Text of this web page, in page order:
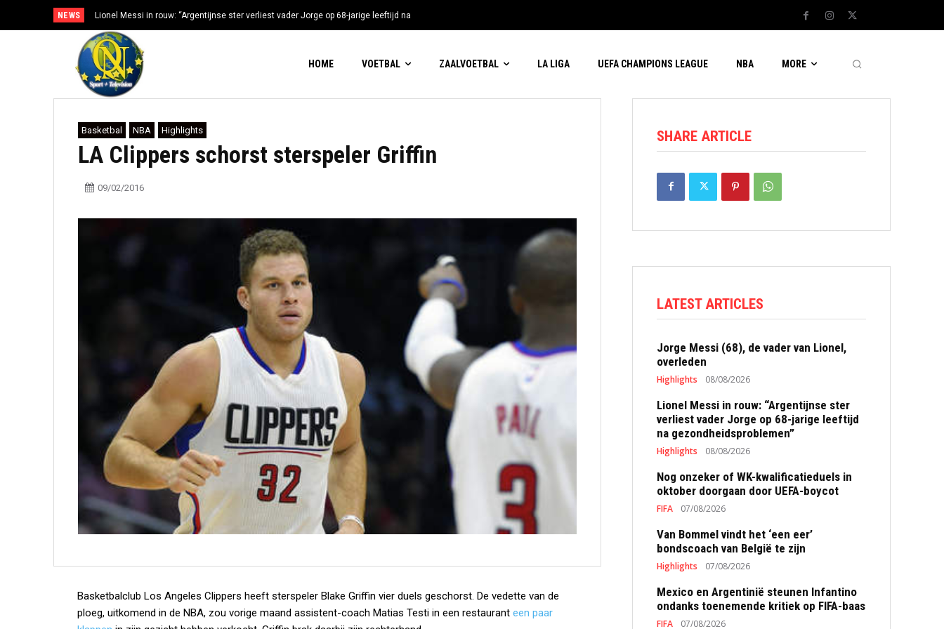
NEWS
Lionel Messi in rouw: “Argentijnse ster verliest vader Jorge op 68-jarige leeftijd na
gezondheidsproblemen”
HOME VOETBAL ZAALVOETBAL LA LIGA UEFA CHAMPIONS LEAGUE NBA MORE
Basketbal NBA Highlights
LA Clippers schorst sterspeler Griffin
09/02/2016
Basketbalclub Los Angeles Clippers heeft sterspeler Blake Griffin vier duels geschorst. De vedette van de
ploeg, uitkomend in de NBA, zou vorige maand assistent-coach Matias Testi in een restaurant een paar
SHARE ARTICLE
LATEST ARTICLES
Jorge Messi (68), de vader van Lionel,
overleden
Highlights 08/08/2026
Lionel Messi in rouw: “Argentijnse ster
verliest vader Jorge op 68-jarige leeftijd
na gezondheidsproblemen”
Highlights 08/08/2026
Nog onzeker of WK-kwalificatieduels in
oktober doorgaan door UEFA-boycot
FIFA 07/08/2026
Van Bommel vindt het ‘een eer’
bondscoach van België te zijn
Highlights 07/08/2026
Mexico en Argentinië steunen Infantino
ondanks toenemende kritiek op FIFA-baas
FIFA 07/08/2026